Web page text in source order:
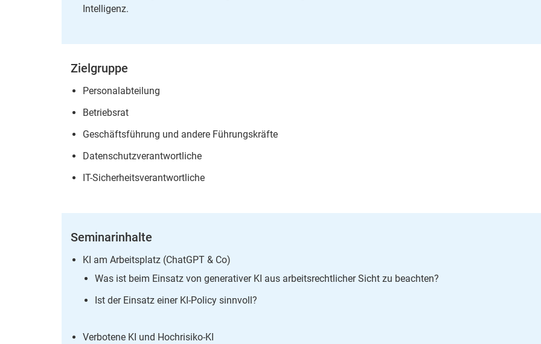
Intelligenz.
Zielgruppe
Personalabteilung
Betriebsrat
Geschäftsführung und andere Führungskräfte
Datenschutzverantwortliche
IT-Sicherheitsverantwortliche
Seminarinhalte
KI am Arbeitsplatz (ChatGPT & Co)
Was ist beim Einsatz von generativer KI aus arbeitsrechtlicher Sicht zu beachten?
Ist der Einsatz einer KI-Policy sinnvoll?
Verbotene KI und Hochrisiko-KI